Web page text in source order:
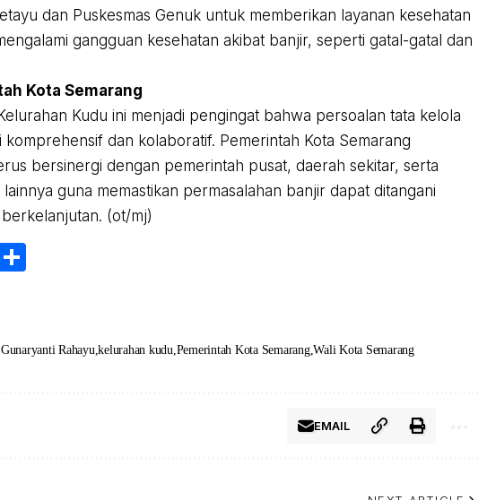
dan Puskesmas Genuk untuk memberikan layanan kesehatan
gangguan kesehatan akibat banjir, seperti gatal-gatal dan
Kota Semarang
Kudu ini menjadi pengingat bahwa persoalan tata kelola
komprehensif dan kolaboratif. Pemerintah Kota Semarang
bersinergi dengan pemerintah pusat, daerah sekitar, serta
guna memastikan permasalahan banjir dapat ditangani
(ot/mj)
Rahayu kelurahan kudu Pemerintah Kota Semarang Wali Kota Semarang
EMAIL